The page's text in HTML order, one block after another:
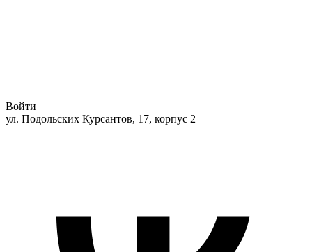
Войти
ул. Подольских Курсантов, 17, корпус 2